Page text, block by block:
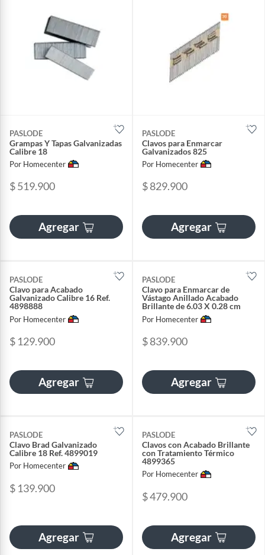
PASLODE
Grampas Y Tapas Galvanizadas
Calibre 18
Por Homecenter
$ 519.900
Agregar
PASLODE
Clavos para Enmarcar
Galvanizados 825
Por Homecenter
$ 829.900
Agregar
PASLODE
Clavo para Acabado
Galvanizado Calibre 16 Ref.
4898888
Por Homecenter
$ 129.900
Agregar
PASLODE
Clavo para Enmarcar de
Vástago Anillado Acabado
Brillante de 6.03 X 0.28 cm
Por Homecenter
$ 839.900
Agregar
PASLODE
Clavo Brad Galvanizado
Calibre 18 Ref. 4899019
Por Homecenter
$ 139.900
Agregar
PASLODE
Clavos con Acabado Brillante
con Tratamiento Térmico
4899365
Por Homecenter
$ 479.900
Agregar